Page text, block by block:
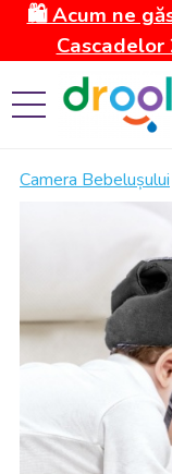
🛍️ Acum ne
Cascadelor
Camera Bebelușului